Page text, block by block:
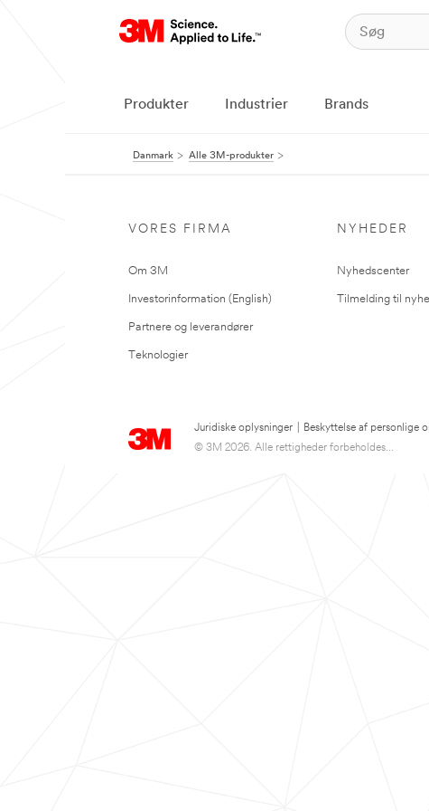
Produkter Industrier Brands
Danmark Alle 3M-produkter
VORES FIRMA
Om 3M
Investorinformation (English)
Partnere og leverandører
Teknologier
NYHEDER
Nyhedscenter
Tilmelding til
Juridiske oplysninger Beskyttelse af personlige
© 3M 2026. Alle rettigheder forbeholdes...